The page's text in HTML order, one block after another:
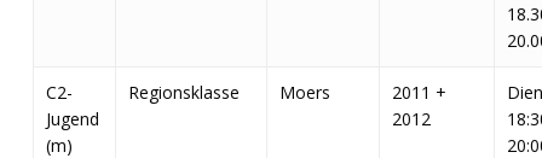
C2-
Jugend
(m)
Regionsklasse Moers
2011 +
2012